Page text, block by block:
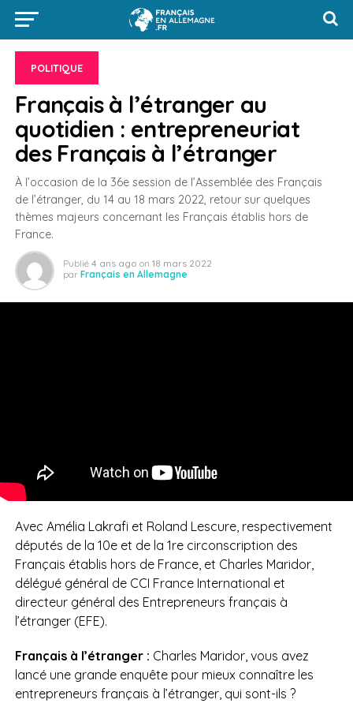
POLITIQUE
Français à l’étranger au
quotidien : entrepreneuriat
des Français à l’étranger
À l’occasion de la 36e session de l’Assemblée des Français
de l’étranger, du 14 au 18 mars 2022, retour sur quelques
thèmes majeurs concernant les Français établis hors de
France.
Publié 4 ans ago on 18 mars 2022
par Français en Allemagne
Avec Amélia Lakrafi et Roland Lescure, respectivement
députés de la 10e et de la 1re circonscription des
Français établis hors de France, et Charles Maridor,
délégué général de CCI France International et
directeur général des Entrepreneurs français à
l’étranger (EFE).
Français à l’étranger : Charles Maridor, vous avez
lancé une grande enquête pour mieux connaître les
entrepreneurs français à l’étranger, qui sont-ils ?